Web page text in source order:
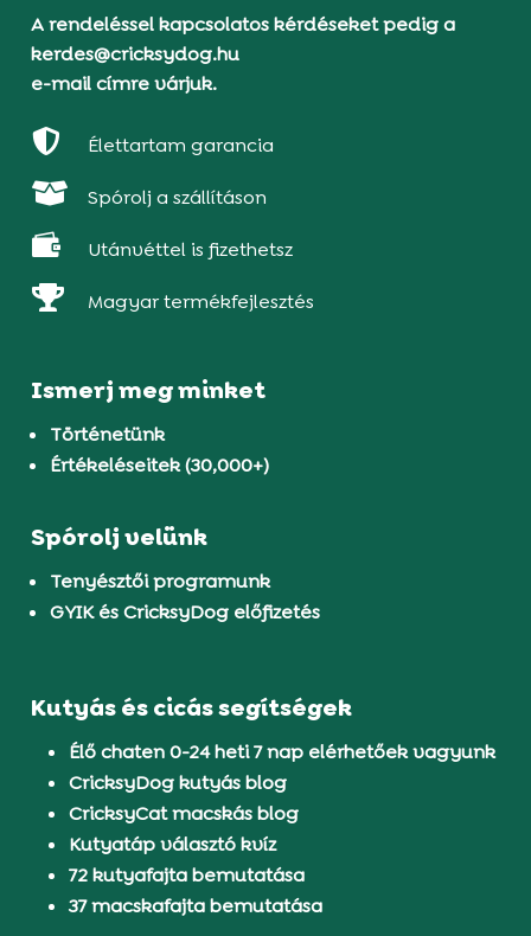
A rendeléssel kapcsolatos kérdéseket pedig a
kerdes@cricksydog.hu
e-mail címre várjuk.
 Élettartam garancia
 Spórolj a szállításon
 Utánvéttel is fizethetsz
 Magyar termékfejlesztés
Ismerj meg minket
Történetünk
Értékeléseitek (30,000+)
Spórolj velünk
Tenyésztői programunk
GYIK és CricksyDog előfizetés
Kutyás és cicás segítségek
Élő chaten 0-24 heti 7 nap elérhetőek vagyunk
CricksyDog kutyás blog
CricksyCat macskás blog
Kutyatáp választó kvíz
72 kutyafajta bemutatása
37 macskafajta bemutatása